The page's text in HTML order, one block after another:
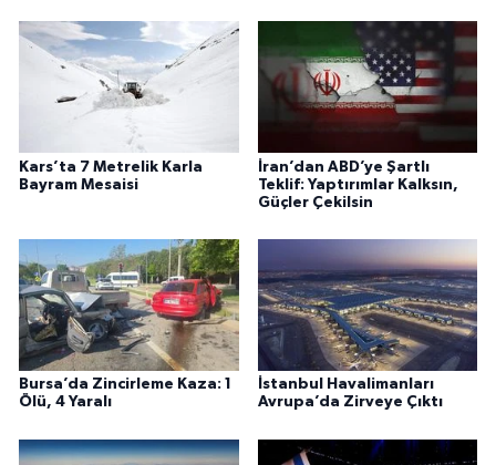
Kars’ta 7 Metrelik Karla
Bayram Mesaisi
İran’dan ABD’ye Şartlı
Teklif: Yaptırımlar Kalksın,
Güçler Çekilsin
Bursa’da Zincirleme Kaza: 1
Ölü, 4 Yaralı
İstanbul Havalimanları
Avrupa’da Zirveye Çıktı